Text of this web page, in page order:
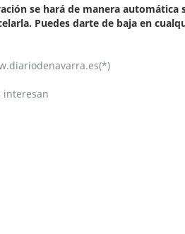
se hará de manera automática
Puedes darte de baja en
interesan